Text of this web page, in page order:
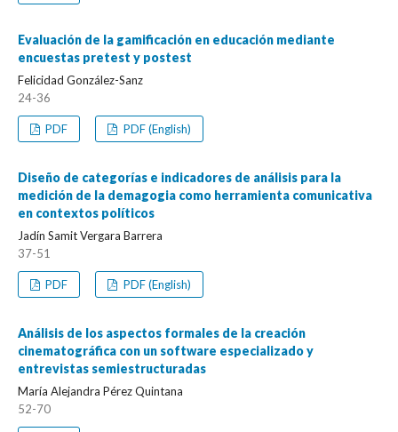
Evaluación de la gamificación en educación mediante
encuestas pretest y postest
Felicidad González-Sanz
24-36
PDF PDF (English)
Diseño de categorías e indicadores de análisis para la
medición de la demagogia como herramienta comunicativa
en contextos políticos
Jadín Samit Vergara Barrera
37-51
PDF PDF (English)
Análisis de los aspectos formales de la creación
cinematográfica con un software especializado y
entrevistas semiestructuradas
María Alejandra Pérez Quintana
52-70